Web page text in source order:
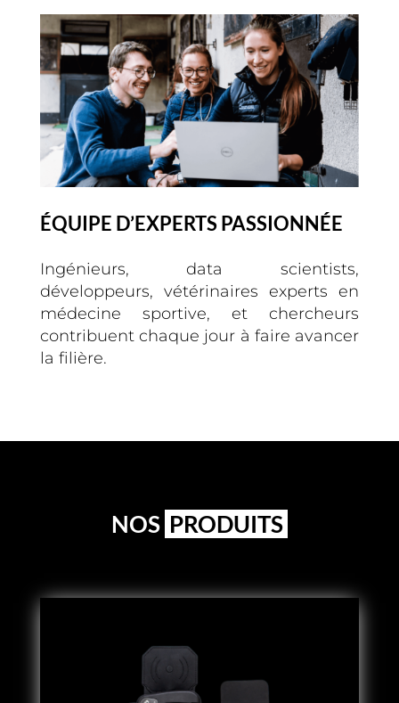
ÉQUIPE D’EXPERTS PASSIONNÉE
Ingénieurs, data scientists,
développeurs, vétérinaires experts en
médecine sportive, et chercheurs
contribuent chaque jour à faire avancer
la filière.
NOS PRODUITS